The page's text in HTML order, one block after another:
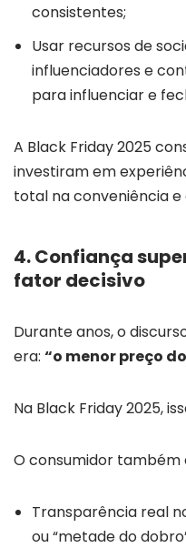
consistentes;
Usar recursos de
influenciadores e
para influenciar e
A Black Friday 2025
investiram em
total na conveniência e
4. Confiança
fator decisivo
Durante anos, o
era: “o menor preço
Na Black Friday 2025,
O consumidor também
Transparência real
ou “metade do